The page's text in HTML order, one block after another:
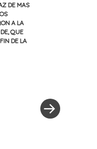
DE MAS
A LA
,QUE
DE LA